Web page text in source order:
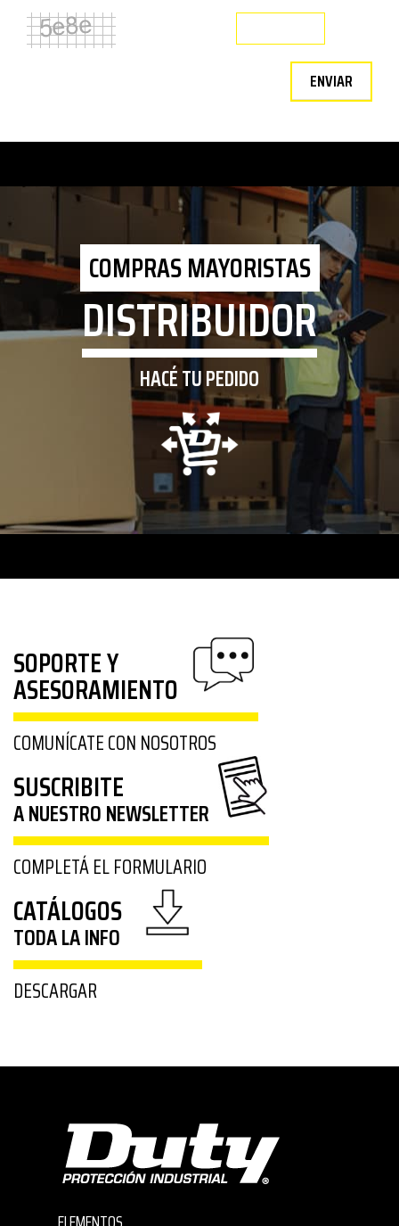
ENVIAR
COMPRAS MAYORISTAS
DISTRIBUIDOR
HACÉ TU PEDIDO
SOPORTE Y
ASESORAMIENTO
COMUNÍCATE CON NOSOTROS
SUSCRIBITE
A NUESTRO NEWSLETTER
COMPLETÁ EL FORMULARIO
CATÁLOGOS
TODA LA INFO
DESCARGAR